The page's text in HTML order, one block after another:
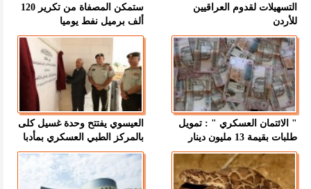
التسهيلات لقدوم العراقيين
للأردن
ستمكن المصفاة من تكرير 120
ألف برميل نفط يوميا
" الائتمان العسكري " : تمويل
طلبات بقيمة 13 مليون دينار
العيسوي يفتتح وحدة غسيل كلى
بالمركز الطبي العسكري بمأدبا